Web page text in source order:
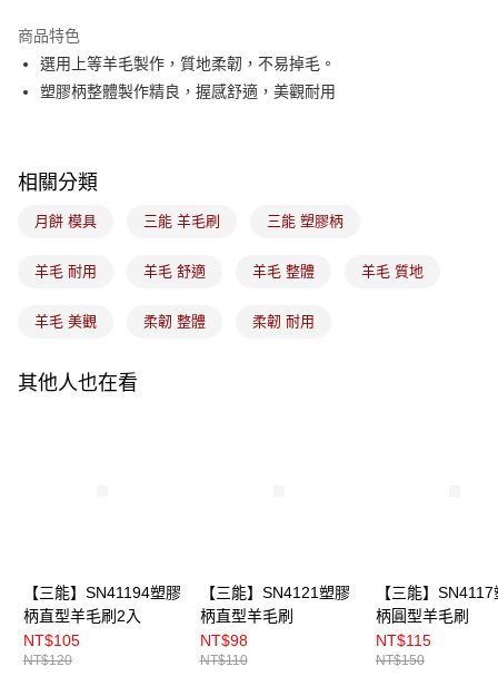
全盈+PAY
ATM付款
7-11取貨(5kg以內，尺寸不超過90cm)
每筆NT$100，滿NT$1,500(含以上)免運費
付款後門市自取
商品特色
選用上等羊毛製作，質地柔韌，不易掉毛。
塑膠柄整體製作精良，握感舒適，美觀耐用
相關分類
月餅 模具 三能 羊毛刷 三能 塑膠柄
羊毛 耐用 羊毛 舒適 羊毛 整體 羊毛 質地
羊毛 美觀 柔韌 整體 柔韌 耐用
其他人也在看
【三能】SN41194塑膠
柄直型羊毛刷2入
NT$105
NT$120
【三能】SN4121塑膠
柄直型羊毛刷
NT$98
NT$110
【三能】
柄圓型羊毛刷
NT$115
NT$150